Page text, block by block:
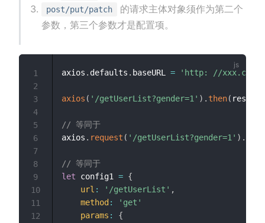
post/put/patch
的请求主体对象须作为第二个
参数，第三个参数才是配置项。
axios . defaults . baseURL = 'http: //xxx.com'
axios ( '/getUserList?gender=1' ) . then( res
// 等同于
axios . request ( '/getUserList?gender=1' ) .
// 等同于
let config1 = {
url : '/getUserList' ,
method :
'get'
params :
{
1
2
3
4
5
6
7
8
9
10
11
12